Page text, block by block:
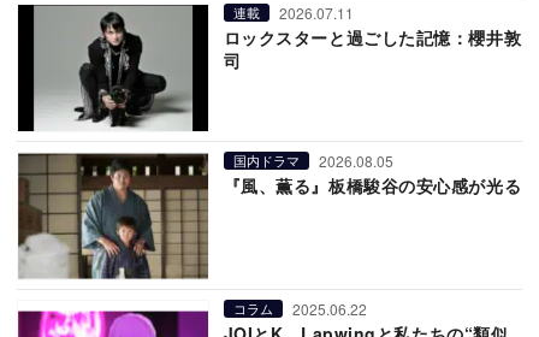
連載 2026.07.11
ロックスターと過ごした記憶：櫻井敦
司
国内ドラマ 2026.08.05
『風、薫る』板橋駿谷の安心感が光る
コラム 2025.06.22